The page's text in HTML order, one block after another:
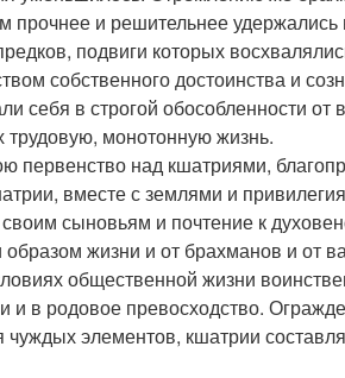
прочнее и решительнее
подвиги которых
собственного достоинства и
себя в строгой обособленности
трудовую, монотонную жизнь.
первенство над кшатриями,
вместе с землями и
сыновьям и почтение к
жизни и от брахманов и от
общественной жизни
и в родовое превосходство.
чуждых элементов, кшатрии